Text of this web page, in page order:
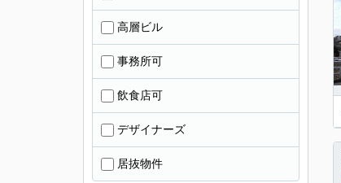
高層ビル
事務所可
飲食店可
デザイナーズ
居抜物件